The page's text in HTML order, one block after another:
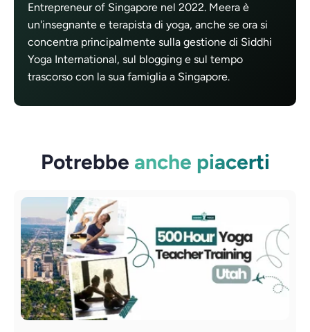
Entrepreneur of Singapore nel 2022. Meera è
un'insegnante e terapista di yoga, anche se ora si
concentra principalmente sulla gestione di Siddhi
Yoga International, sul blogging e sul tempo
trascorso con la sua famiglia a Singapore.
Potrebbe anche piacerti